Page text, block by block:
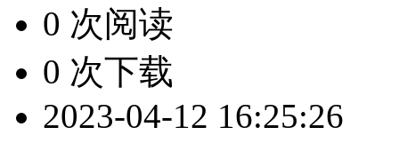
0 次阅读
0 次下载
2023-04-12 16:25:26